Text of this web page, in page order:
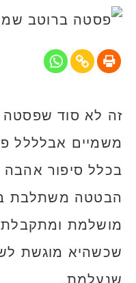
זה לא סוד שפסטה
משמיים אבלללל
בכלל סיפור
הבטטה משתלבת
מושלמת ומתקבלת
שכשהיא מוגשת
שנעלמת.